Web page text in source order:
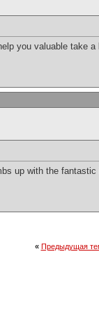
you valuable take
up with the
« Предыдущая